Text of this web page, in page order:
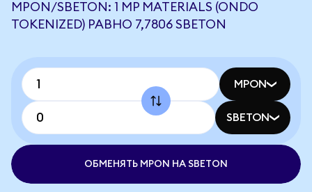
MPON/SBETON: 1 MP MATERIALS (ONDO
TOKENIZED) РАВНО 7,7806 SBETON
MPON
SBETON
ОБМЕНЯТЬ MPON НА SBETON